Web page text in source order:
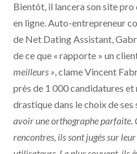
Bientôt, il lancera son site
en ligne. Auto-entrepreneur
de Net Dating Assistant,
de ce que « rapporte » un
meilleurs », clame Vincent
près de 1 000 candidatures et
drastique dans le choix de
avoir une orthographe parfaite.
rencontres, ils sont jugés sur